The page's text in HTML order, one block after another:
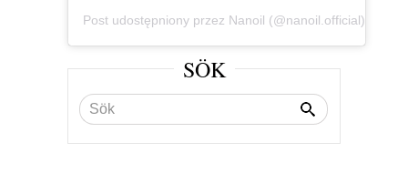
Post udostępniony przez Nanoil (@nanoil.official)
SÖK